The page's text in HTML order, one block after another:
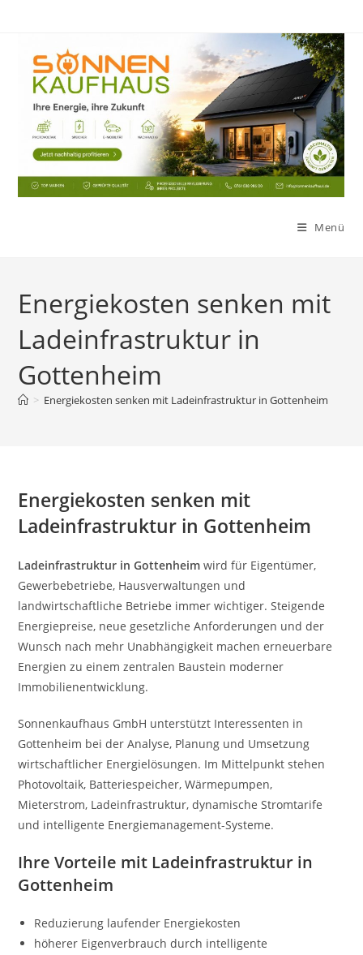
Menü
Energiekosten senken mit
Ladeinfrastruktur in
Gottenheim
> Energiekosten senken mit Ladeinfrastruktur in Gottenheim
Energiekosten senken mit
Ladeinfrastruktur in Gottenheim
Ladeinfrastruktur in Gottenheim wird für Eigentümer,
Gewerbebetriebe, Hausverwaltungen und
landwirtschaftliche Betriebe immer wichtiger. Steigende
Energiepreise, neue gesetzliche Anforderungen und der
Wunsch nach mehr Unabhängigkeit machen erneuerbare
Energien zu einem zentralen Baustein moderner
Immobilienentwicklung.
Sonnenkaufhaus GmbH unterstützt Interessenten in
Gottenheim bei der Analyse, Planung und Umsetzung
wirtschaftlicher Energielösungen. Im Mittelpunkt stehen
Photovoltaik, Batteriespeicher, Wärmepumpen,
Mieterstrom, Ladeinfrastruktur, dynamische Stromtarife
und intelligente Energiemanagement-Systeme.
Ihre Vorteile mit Ladeinfrastruktur in
Gottenheim
Reduzierung laufender Energiekosten
höherer Eigenverbrauch durch intelligente